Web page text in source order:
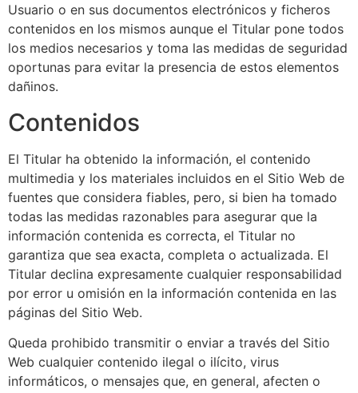
Usuario o en sus documentos electrónicos y ficheros
contenidos en los mismos aunque el Titular pone todos
los medios necesarios y toma las medidas de seguridad
oportunas para evitar la presencia de estos elementos
dañinos.
Contenidos
El Titular ha obtenido la información, el contenido
multimedia y los materiales incluidos en el Sitio Web de
fuentes que considera fiables, pero, si bien ha tomado
todas las medidas razonables para asegurar que la
información contenida es correcta, el Titular no
garantiza que sea exacta, completa o actualizada. El
Titular declina expresamente cualquier responsabilidad
por error u omisión en la información contenida en las
páginas del Sitio Web.
Queda prohibido transmitir o enviar a través del Sitio
Web cualquier contenido ilegal o ilícito, virus
informáticos, o mensajes que, en general, afecten o